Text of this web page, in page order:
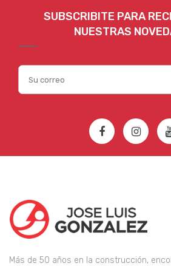
SUBSCRIBITE PARA
NUESTRAS
Más de 50 años en la construcción,